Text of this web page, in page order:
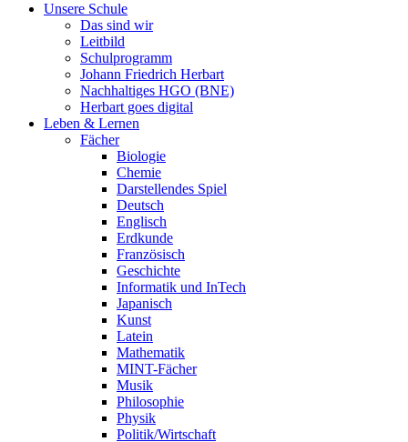
Unsere Schule
Das sind wir
Leitbild
Schulprogramm
Johann Friedrich Herbart
Nachhaltiges HGO (BNE)
Herbart goes digital
Leben & Lernen
Fächer
Biologie
Chemie
Darstellendes Spiel
Deutsch
Englisch
Erdkunde
Französisch
Geschichte
Informatik und InTech
Japanisch
Kunst
Latein
Mathematik
MINT-Fächer
Musik
Philosophie
Physik
Politik/Wirtschaft